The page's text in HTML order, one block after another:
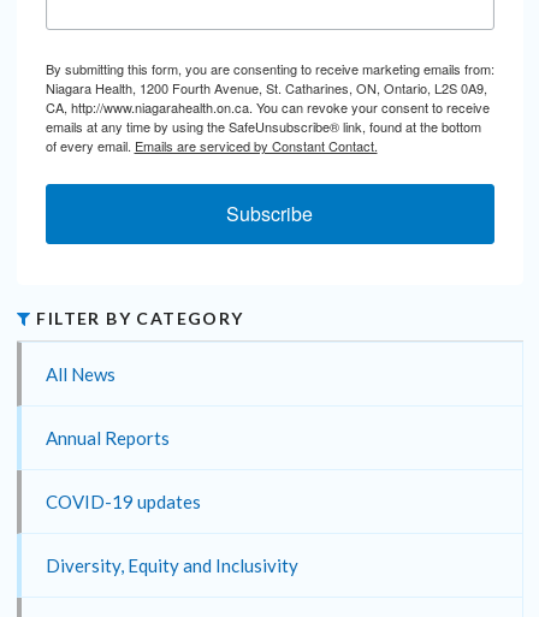
By submitting this form, you are consenting to receive marketing emails from:
Niagara Health, 1200 Fourth Avenue, St. Catharines, ON, Ontario, L2S 0A9,
CA, http://www.niagarahealth.on.ca. You can revoke your consent to receive
emails at any time by using the SafeUnsubscribe® link, found at the bottom
of every email. Emails are serviced by Constant Contact.
Subscribe
FILTER BY CATEGORY
All News
Annual Reports
COVID-19 updates
Diversity, Equity and Inclusivity